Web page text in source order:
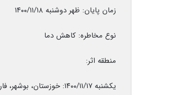
زمان پایان: ظهر دوشنبه ۱۴۰۰/۱۱/۱۸
نوع مخاطره: کاهش دما
منطقه اثر:
یکشنبه ۱۴۰۰/۱۱/۱۷: خوزستان، بوشهر، فارس، کرمان.